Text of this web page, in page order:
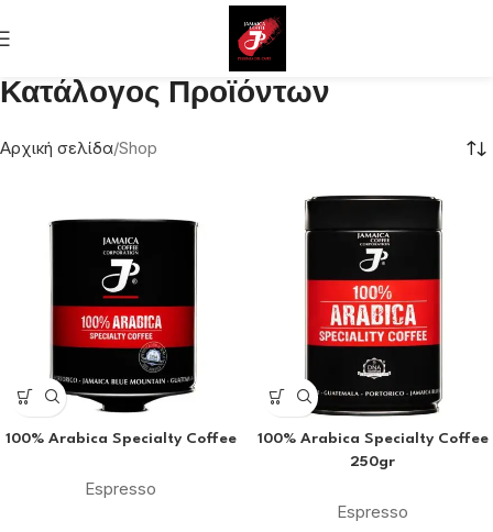
Κατάλογος Προϊόντων
Αρχική σελίδα Shop
100% Arabica Specialty Coffee
Espresso
100% Arabica Specialty Coffee
250gr
Espresso